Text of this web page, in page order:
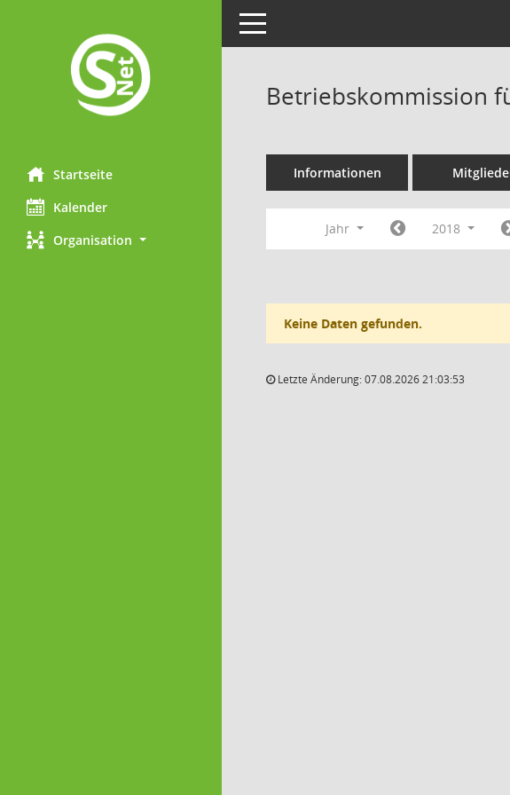
Startseite
Kalender
Organisation
Toggle navigation
Betriebskommission
Informationen
Jahr 2018
Keine Daten gefunden.
Letzte Änderung: 07.08.2026 21:03:53